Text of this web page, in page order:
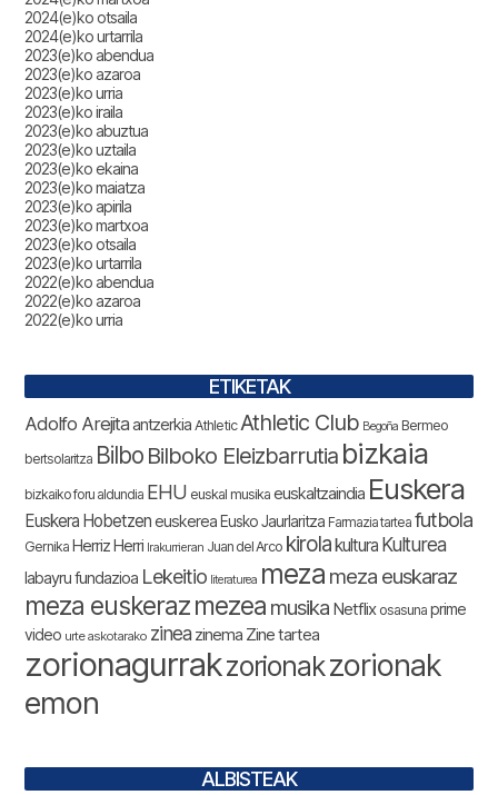
2024(e)ko otsaila
2024(e)ko urtarrila
2023(e)ko abendua
2023(e)ko azaroa
2023(e)ko urria
2023(e)ko iraila
2023(e)ko abuztua
2023(e)ko uztaila
2023(e)ko ekaina
2023(e)ko maiatza
2023(e)ko apirila
2023(e)ko martxoa
2023(e)ko otsaila
2023(e)ko urtarrila
2022(e)ko abendua
2022(e)ko azaroa
2022(e)ko urria
ETIKETAK
Adolfo Arejitaantzerkia Athletic Athletic Club Begoña Bermeo
bertsolaritza Bilbo Bilboko Eleizbarrutia bizkaia
bizkaiko foru aldundia EHU euskal musika euskaltzaindia Euskera
Euskera Hobetzeneuskerea Eusko Jaurlaritza Farmazia tartea futbola
Gernika Herriz Herri Irakurrieran Juan del Arco kirola kultura Kulturea
labayru fundazioa Lekeitio literaturea meza meza euskaraz
meza euskerazmezea musika Netflix osasuna prime
video urte askotarako zinea zinema Zine tartea
zorionagurrakzorionakzorionak
emon
ALBISTEAK